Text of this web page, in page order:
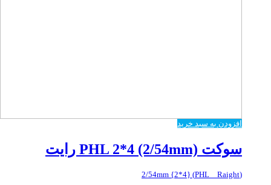
افزودن به سبد خرید
سوکت PHL 2*4 (2/54mm) رایت
(PHL _ Raight) {2*4} 2/54mm